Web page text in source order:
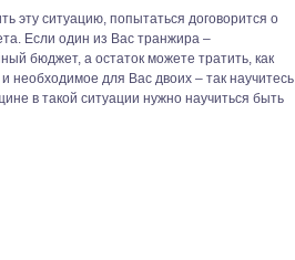
эту ситуацию, попытаться договорится о
Если один из Вас транжира –
бюджет, а остаток можете тратить, как
необходимое для Вас двоих – так научитесь
в такой ситуации нужно научиться быть